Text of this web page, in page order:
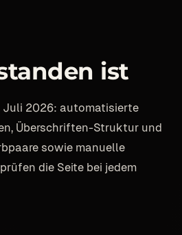
ist
Juli 2026: automatisierte
Überschriften-Struktur und
sowie manuelle
die Seite bei jedem